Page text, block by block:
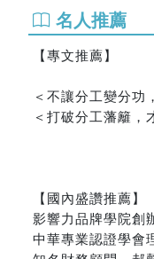
名人推薦
【專文推薦】
＜不讓分工變分
＜打破分工藩籬
【國內盛讚推薦】
影響力品牌學院創
中華專業認證學會